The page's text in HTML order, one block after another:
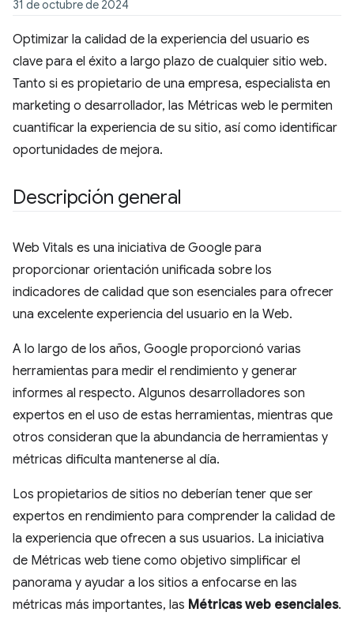
31 de octubre de 2024
Optimizar la calidad de la experiencia del usuario es
clave para el éxito a largo plazo de cualquier sitio web.
Tanto si es propietario de una empresa, especialista en
marketing o desarrollador, las Métricas web le permiten
cuantificar la experiencia de su sitio, así como identificar
oportunidades de mejora.
Descripción general
Web Vitals es una iniciativa de Google para
proporcionar orientación unificada sobre los
indicadores de calidad que son esenciales para ofrecer
una excelente experiencia del usuario en la Web.
A lo largo de los años, Google proporcionó varias
herramientas para medir el rendimiento y generar
informes al respecto. Algunos desarrolladores son
expertos en el uso de estas herramientas, mientras que
otros consideran que la abundancia de herramientas y
métricas dificulta mantenerse al día.
Los propietarios de sitios no deberían tener que ser
expertos en rendimiento para comprender la calidad de
la experiencia que ofrecen a sus usuarios. La iniciativa
de Métricas web tiene como objetivo simplificar el
panorama y ayudar a los sitios a enfocarse en las
métricas más importantes, las Métricas web esenciales.